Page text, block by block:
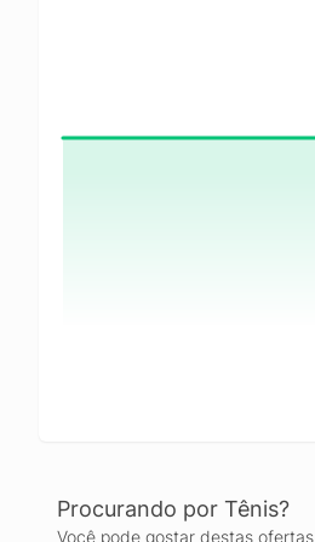
Procurando por Tênis?
Você pode gostar destas